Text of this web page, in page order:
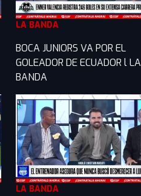
LA BANDA
BOCA JUNIORS VA POR EL
GOLEADOR DE ECUADOR l LA
BANDA
LA BANDA